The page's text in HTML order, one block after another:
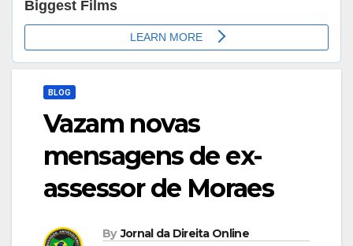
BLOG
Vazam novas
mensagens de ex-
assessor de Moraes
By Jornal da Direita Online